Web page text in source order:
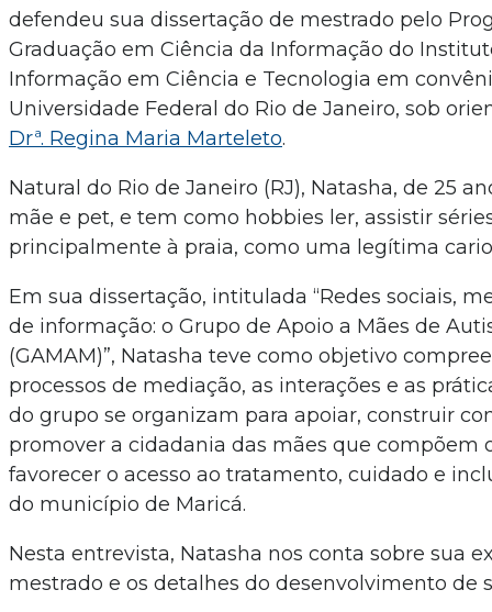
defendeu sua dissertação de mestrado pelo
Graduação em Ciência da Informação do
Informação em Ciência e Tecnologia em
Universidade Federal do Rio de Janeiro, sob
Drª. Regina Maria Marteleto.
Natural do Rio de Janeiro (RJ), Natasha, de 25
mãe e pet, e tem como hobbies ler, assistir
principalmente à praia, como uma legítima
Em sua dissertação, intitulada “Redes sociais,
de informação: o Grupo de Apoio a Mães de
(GAMAM)”, Natasha teve como objetivo
processos de mediação, as interações e as
do grupo se organizam para apoiar, construir
promover a cidadania das mães que compõem
favorecer o acesso ao tratamento, cuidado e
do município de Maricá.
Nesta entrevista, Natasha nos conta sobre sua
mestrado e os detalhes do desenvolvimento de